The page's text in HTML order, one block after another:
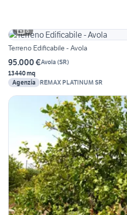
8
Terreno Edificabile - Avola
95.000 €Avola (SR)
13440 mq
Agenzia
REMAX PLATINUM SR